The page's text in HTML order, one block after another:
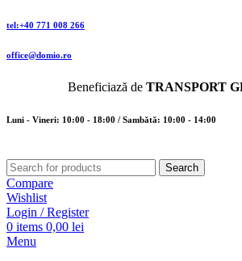
tel:+40 771 008 266
office@domio.ro
Beneficiază de TRANSPORT
Luni - Vineri: 10:00 - 18:00 / Sambătă: 10:00 - 14:00
Search
Compare
Wishlist
Login / Register
0 items 0,00 lei
Menu